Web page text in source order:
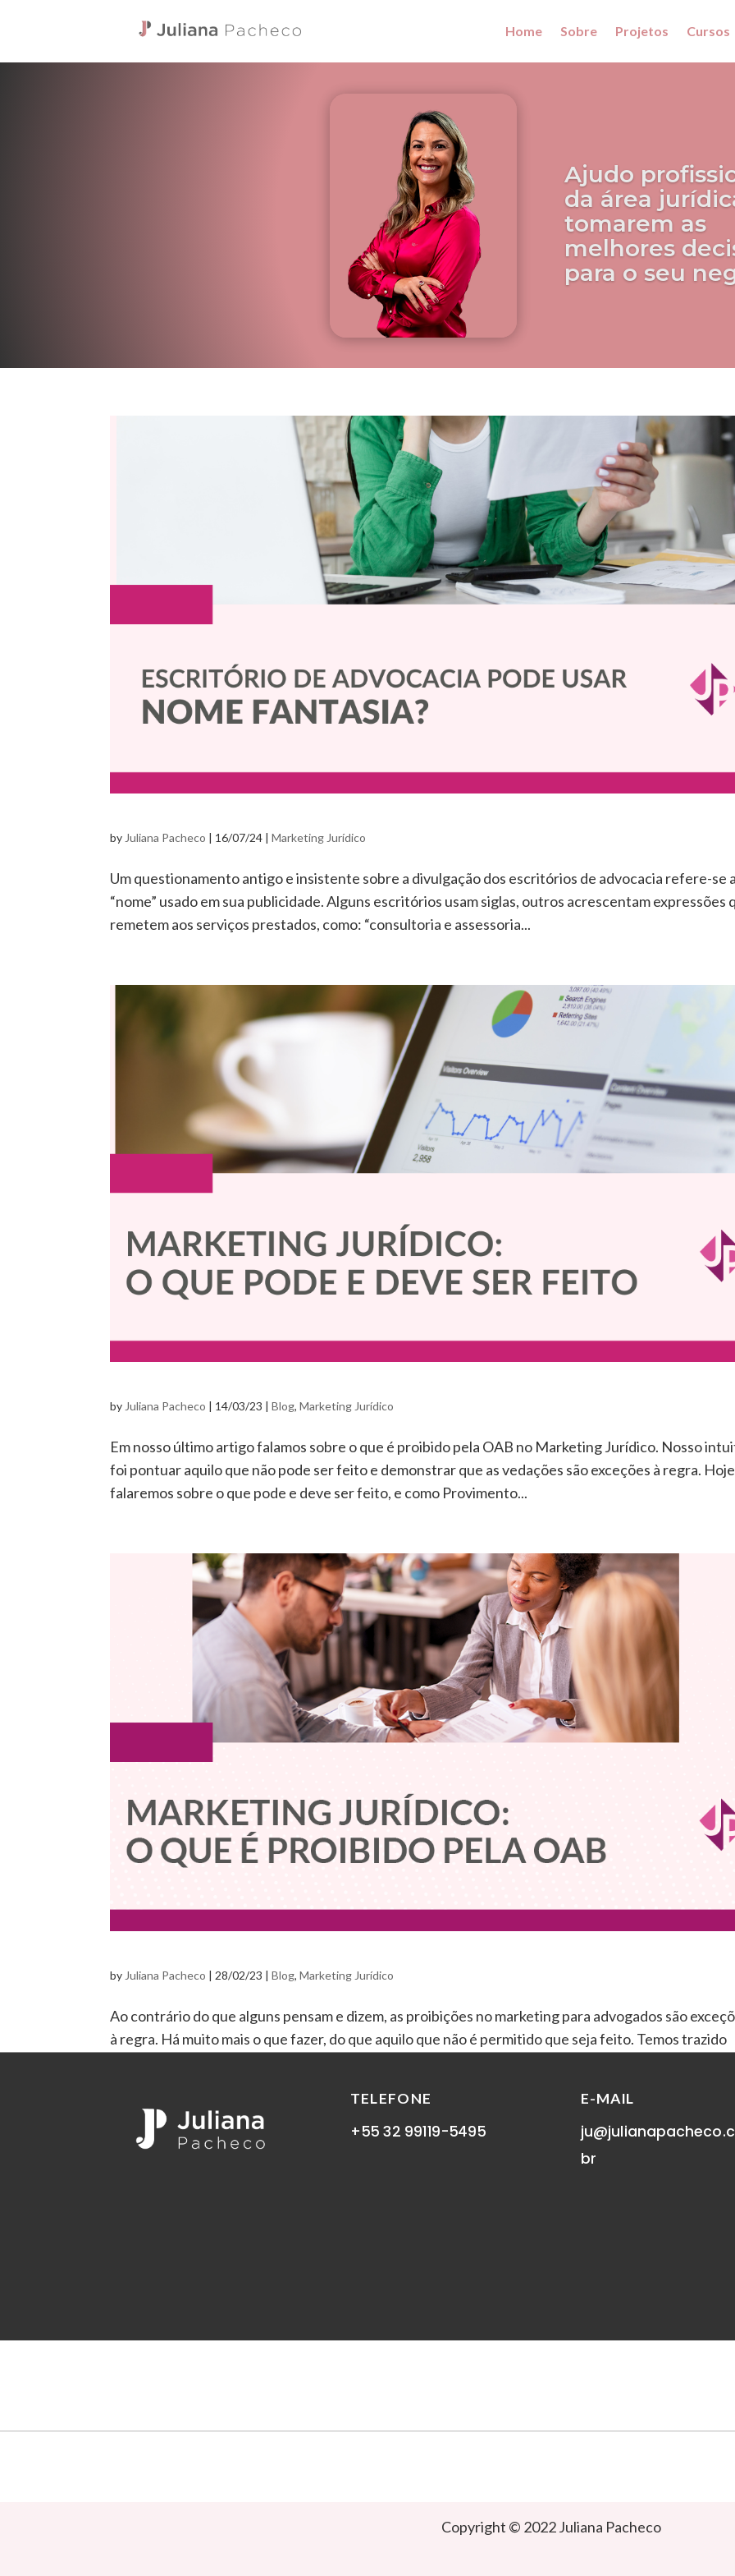
Home Sobre Projetos Cursos
Ajudo
da área
tomarem as
melhores
para o seu
by Juliana Pacheco | 16/07/24 |Marketing Jurídico
Um questionamento antigo e insistente sobre a divulgação dos escritórios de advocacia refere-se
“nome” usado em sua publicidade. Alguns escritórios usam siglas, outros acrescentam expressões
remetem aos serviços prestados, como: “consultoria e assessoria...
by Juliana Pacheco | 14/03/23 |Blog,Marketing Jurídico
Em nosso último artigo falamos sobre o que é proibido pela OAB no Marketing Jurídico. Nosso
foi pontuar aquilo que não pode ser feito e demonstrar que as vedações são exceções à regra.
falaremos sobre o que pode e deve ser feito, e como Provimento...
by Juliana Pacheco | 28/02/23 |Blog,Marketing Jurídico
Ao contrário do que alguns pensam e dizem, as proibições no marketing para advogados são
à regra. Há muito mais o que fazer, do que aquilo que não é permitido que seja feito. Temos trazido
TELEFONE
+55 32 99119-5495
E-MAIL
br
Copyright © 2022 Juliana Pacheco